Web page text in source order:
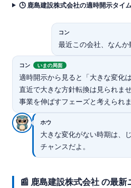
🕒 鹿島建設株式会社の適時開示タイ
コン
最近この会社、なんか
コン いまの局面
適時開示から見ると「大きな変化
直近で大きな方針転換は見られま
事業を伸ばすフェーズと考えられま
ホウ
大きな変化がない時期は、
チャンスだよ。
📰 鹿島建設株式会社 の最